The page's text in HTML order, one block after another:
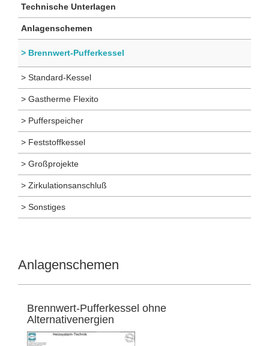
Technische Unterlagen
Anlagenschemen
> Brennwert-Pufferkessel
> Standard-Kessel
> Gastherme Flexito
> Pufferspeicher
> Feststoffkessel
> Großprojekte
> Zirkulationsanschluß
> Sonstiges
Anlagenschemen
Brennwert-Pufferkessel ohne
Alternativenergien